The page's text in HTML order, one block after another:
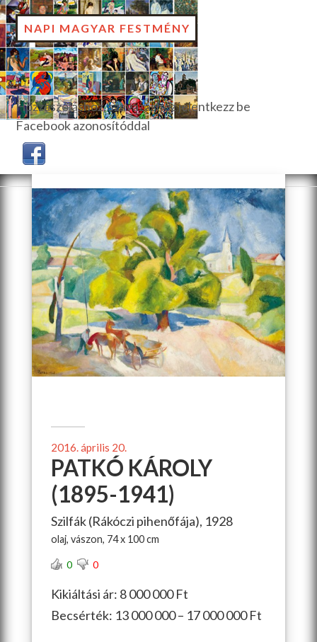
NAPI MAGYAR FESTMÉNY
Hozzászóláshoz, szavazáshoz jelentkezz be
Facebook azonosítóddal
2016. április 20.
PATKÓ KÁROLY
(1895-1941)
Szilfák (Rákóczi pihenőfája), 1928
olaj, vászon, 74 x 100 cm
0 0
Kikiáltási ár: 8 000 000 Ft
Becsérték: 13 000 000 – 17 000 000 Ft